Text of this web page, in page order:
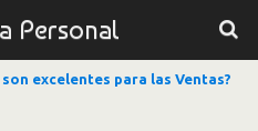
Personal
excelentes para las Ventas?